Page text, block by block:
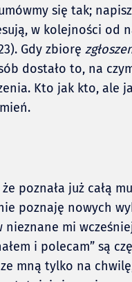
się tak;
w kolejności od
Gdy zbiorę
dostało to, na
Kto jak kto, ale
poznała już całą
poznaję nowych
nieznane mi
i polecam” są
mną tylko na